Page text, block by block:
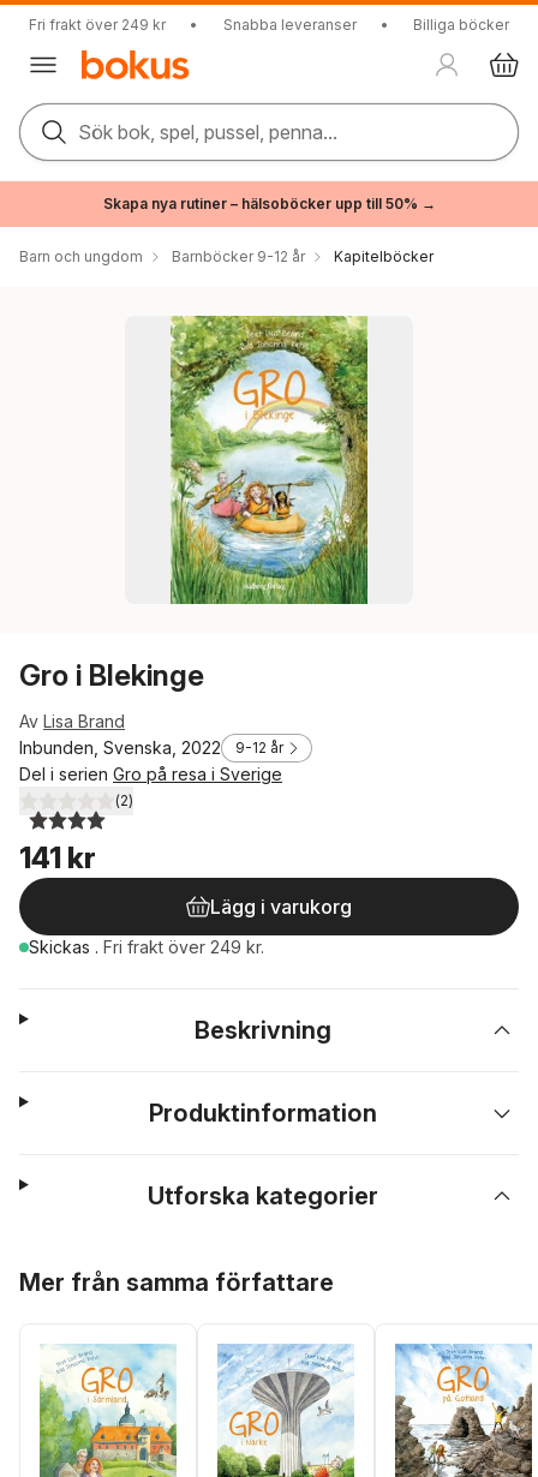
Fri frakt över 249 kr • Snabba leveranser • Billiga böcker
Sök bok, spel, pussel, penna...
Skapa nya rutiner – hälsoböcker upp till 50% →
Barn och ungdom Barnböcker 9-12 år Kapitelböcker
Gro i Blekinge
Av Lisa Brand
Inbunden, Svenska, 2022
9-12 år
Del i serien Gro på resa i Sverige
4,0utav 5 stjärnor. Totalt antal röster:
(2)
141 kr
Lägg i varukorg
Skickas . Fri frakt över 249 kr.
Beskrivning
Produktinformation
Utforska kategorier
Mer från samma författare